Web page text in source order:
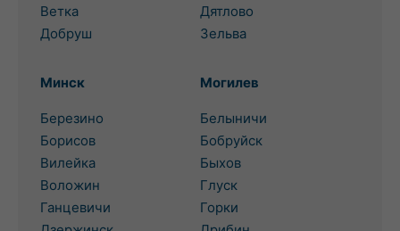
Ветка
Добруш
Дятлово
Зельва
Минск
Березино
Борисов
Вилейка
Воложин
Ганцевичи
Могилев
Белыничи
Бобруйск
Быхов
Глуск
Горки